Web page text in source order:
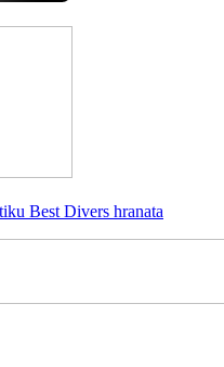
Best Divers hranata